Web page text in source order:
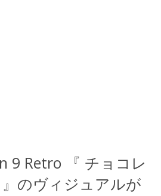
9 Retro 『 チョコレ
のヴィジュアルが